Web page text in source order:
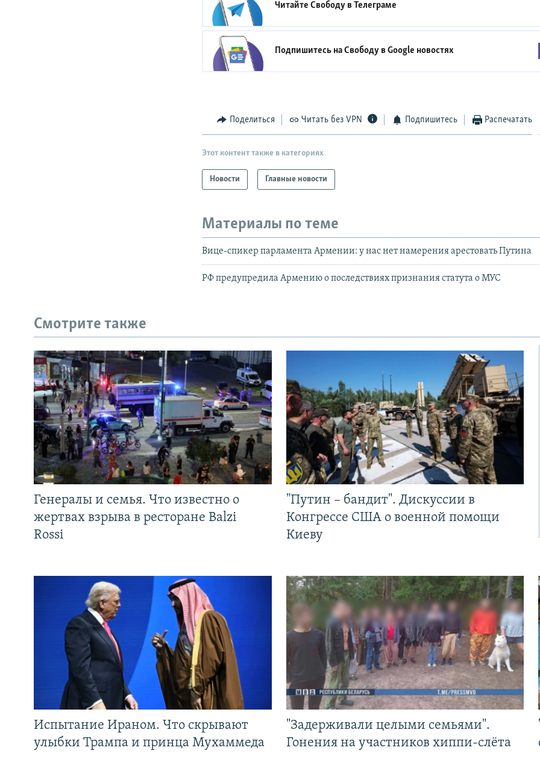
Читайте Свободу вТелеграме
Подпишитесь на Свободу вGoogle новостях
Поделиться Читать без VPN Подпишитесь Распечатать
Этот контент также в категориях
Новости Главные новости
Материалы по теме
Вице-спикер парламента Армении: у нас нет намерения арестовать Путина
РФ предупредила Армению о последствиях признания статута о МУС
Смотрите также
Генералы и семья. Что известно о
жертвах взрыва в ресторане Balzi
Rossi
"Путин – бандит". Дискуссии в
Конгрессе США о военной помощи
Киеву
Испытание Ираном. Что скрывают
улыбки Трампа и принца Мухаммеда
"Задерживали целыми семьями".
Гонения на участников хиппи-слёта